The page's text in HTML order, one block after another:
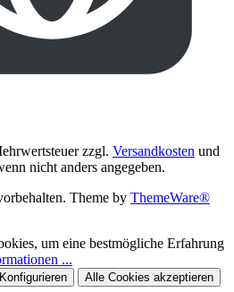
zzgl. Versandkosten und
nicht anders angegeben.
Theme by ThemeWare®
um eine bestmögliche Erfahrung
...
Konfigurieren Alle Cookies akzeptieren